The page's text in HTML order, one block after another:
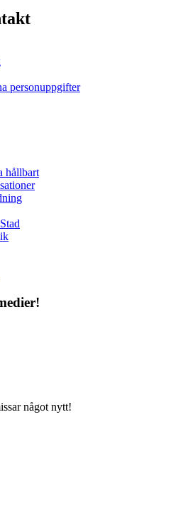
personuppgifter
hållbart
något nytt!